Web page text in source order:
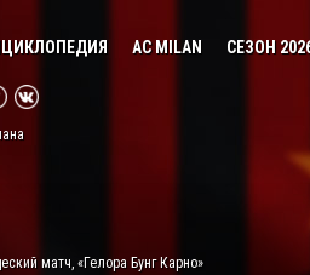
AC MILAN СЕЗОН
матч, «Гелора Бунг Карно»